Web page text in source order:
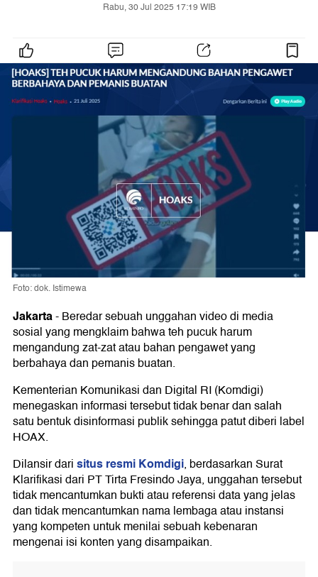
Rabu, 30 Jul 2025 17:19 WIB
Foto: dok. Istimewa
Jakarta-Beredar sebuah unggahan video di media
sosial yang mengklaim bahwa teh pucuk harum
mengandung zat-zat atau bahan pengawet yang
berbahaya dan pemanis buatan.
Kementerian Komunikasi dan Digital RI (Komdigi)
menegaskan informasi tersebut tidak benar dan salah
satu bentuk disinformasi publik sehingga patut diberi label
HOAX.
Dilansir darisitus resmi Komdigi, berdasarkan Surat
Klarifikasi dari PT Tirta Fresindo Jaya, unggahan tersebut
tidak mencantumkan bukti atau referensi data yang jelas
dan tidak mencantumkan nama lembaga atau instansi
yang kompeten untuk menilai sebuah kebenaran
mengenai isi konten yang disampaikan.